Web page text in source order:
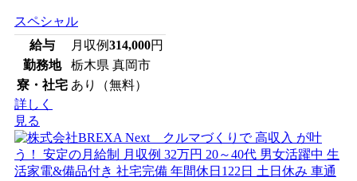
スペシャル
給与
月収例314,000円
勤務地
栃木県 真岡市
寮・社宅 あり（無料）
詳しく
見る